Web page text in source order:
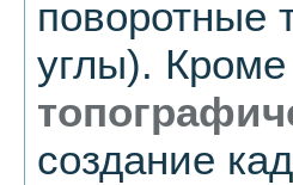
поворотные
углы).
создание